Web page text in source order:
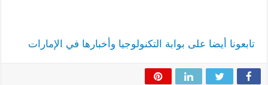
تابعونا أيضا على بوابة التكنولوجيا وأخبارها في الإمارات